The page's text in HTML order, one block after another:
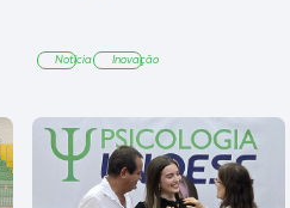
Notícia Inovação